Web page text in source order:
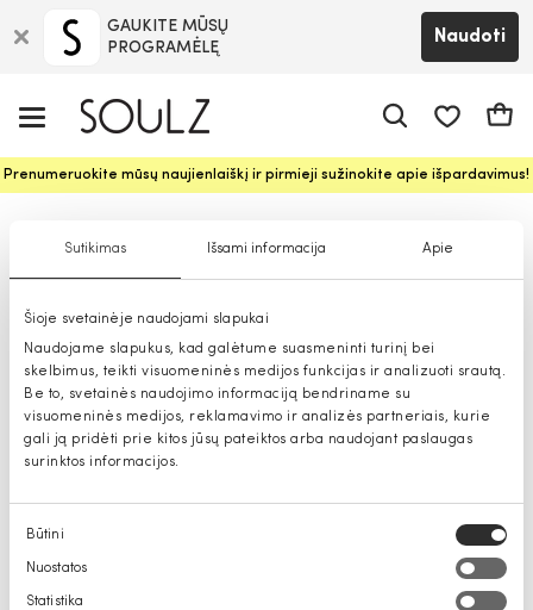
Sutikimas Išsami informacija Apie
Šioje svetainėje naudojami slapukai
Naudojame slapukus, kad galėtume suasmeninti turinį bei
skelbimus, teikti visuomeninės medijos funkcijas ir analizuoti srautą.
Be to, svetainės naudojimo informaciją bendriname su
visuomeninės medijos, reklamavimo ir analizės partneriais, kurie
gali ją pridėti prie kitos jūsų pateiktos arba naudojant paslaugas
surinktos informacijos.
Sutikimo
pasirinkimas
Būtini
Nuostatos
Statistika
GAUKITE MŪSŲ
PROGRAMĖLĘ
Naudoti
Prenumeruokite mūsų naujienlaiškį ir pirmieji sužinokite apie išpardavimus!
Moteriškos rankinės